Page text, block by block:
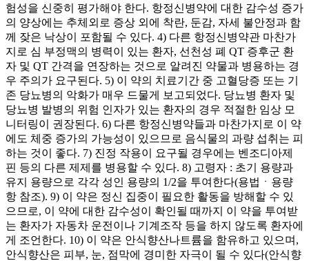
험성을 신중히 평가해야 한다. 항정신병약에 대한 감수성 증가
의 양상에는 추체외로 증상 외에 착란, 둔감, 자세 불안정과 함
께 잦은 낙상이 포함될 수 있다. 4) 다른 항정신병약관 마찬가
지로 심 부정맥의 병력이 있는 환자, 선천성 폐 QT 증후군 환
자 및 QT 간격을 연장하는 것으로 알려진 약물과 병용하는 경
우 주의가 요구된다. 5) 이 약의 치료기간 중 고혈당증 또는 기
존 당뇨병의 악화가 매우 드물게 보고되었다. 당뇨병 환자 및
당뇨병 발병의 위험 인자가 있는 환자의 경우 적절한 임상 모
니터링이 권장된다. 6) 다른 항정신병약들과 마찬가지로 이 약
에도 체중 증가의 가능성이 있으므로 음식물의 과량 섭취는 피
하는 것이 좋다. 7) 진정 작용이 요구될 경우에는 벤조디아제
핀 등의 다른 제제를 병용할 수 있다. 8) 고령자 : 초기 용량과
유지 용량으로 각각 성인 용량의 1/2을 투여한다(용법ㆍ용량
항 참조). 9) 이 약은 정신 집중이 필요한 활동을 방해할 수 있
으므로, 이 약에 대한 감수성이 확인될 때까지 이 약을 투여받
는 환자가 자동차 운전이나 기계조작 등을 하지 않도록 환자에
게 조언한다. 10) 이 약은 안식향산나트륨을 함유하고 있으며,
안식향산은 피부, 눈, 점막에 경미한 자극이 될 수 있다(안식향